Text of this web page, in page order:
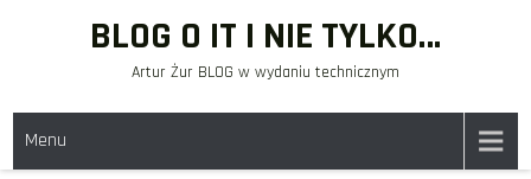
BLOG O IT I NIE TYLKO…
Artur Żur BLOG w wydaniu technicznym
Menu